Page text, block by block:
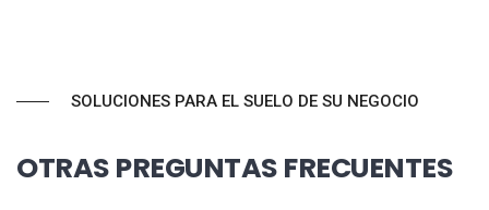
SOLUCIONES PARA EL SUELO DE SU NEGOCIO
OTRAS PREGUNTAS FRECUENTES